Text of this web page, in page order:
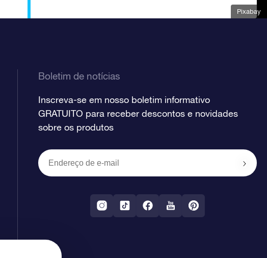
Pixabay
Boletim de notícias
Inscreva-se em nosso boletim informativo
GRATUITO para receber descontos e novidades
sobre os produtos